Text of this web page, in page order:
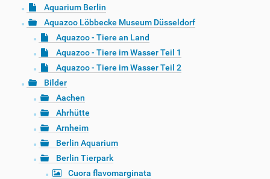
Aquarium Berlin
Aquazoo Löbbecke Museum Düsseldorf
Aquazoo - Tiere an Land
Aquazoo - Tiere im Wasser Teil 1
Aquazoo - Tiere im Wasser Teil 2
Bilder
Aachen
Ahrhütte
Arnheim
Berlin Aquarium
Berlin Tierpark
Cuora flavomarginata